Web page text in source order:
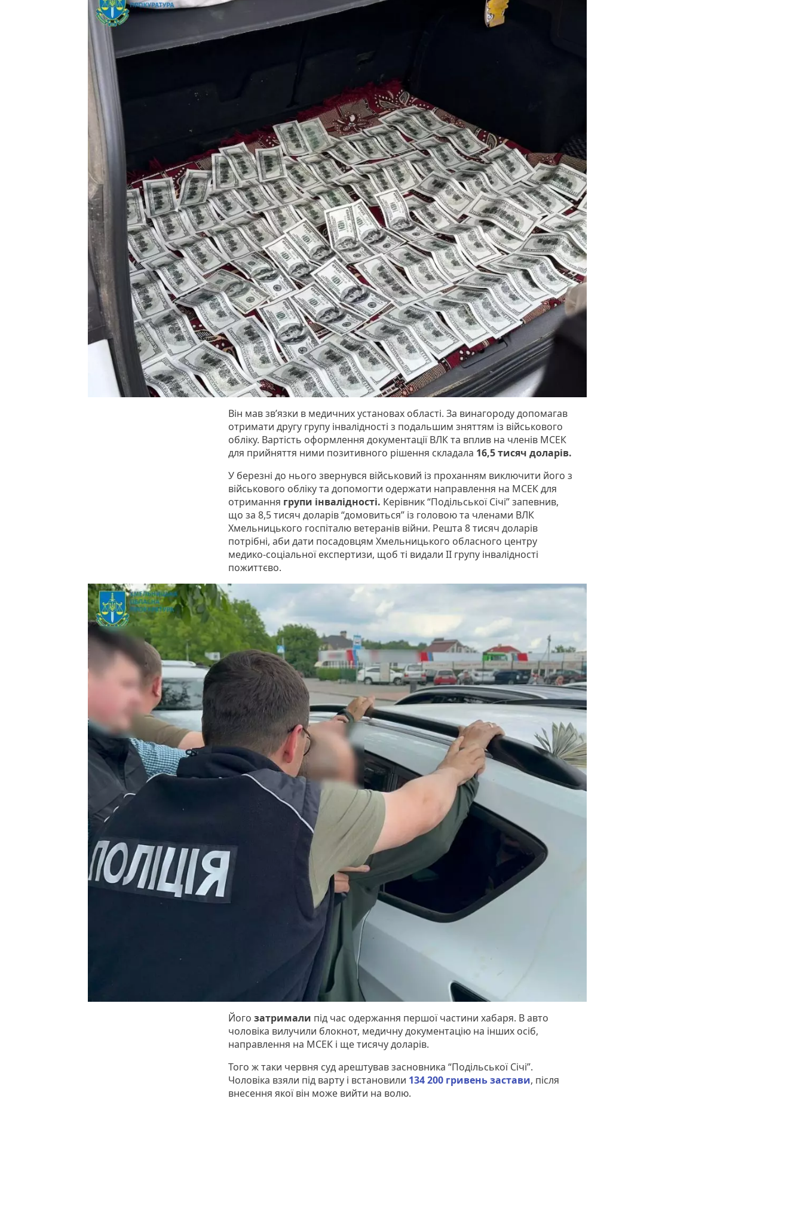
Він мав зв’язки в медичних установах області. За винагороду допомагав
отримати другу групу інвалідності з подальшим зняттям із військового
обліку. Вартість оформлення документації ВЛК та вплив на членів МСЕК
для прийняття ними позитивного рішення складала 16,5 тисяч доларів.
У березні до нього звернувся військовий із проханням виключити його з
військового обліку та допомогти одержати направлення на МСЕК для
отримання групи інвалідності. Керівник “Подільської Січі” запевнив,
що за 8,5 тисяч доларів “домовиться” із головою та членами ВЛК
Хмельницького госпіталю ветеранів війни. Решта 8 тисяч доларів
потрібні, аби дати посадовцям Хмельницького обласного центру
медико-соціальної експертизи, щоб ті видали ІІ групу інвалідності
пожиттєво.
Його затримали під час одержання першої частини хабаря. В авто
чоловіка вилучили блокнот, медичну документацію на інших осіб,
направлення на МСЕК і ще тисячу доларів.
Того ж таки червня суд арештував засновника “Подільської Січі”.
Чоловіка взяли під варту і встановили 134 200 гривень застави, після
внесення якої він може вийти на волю.